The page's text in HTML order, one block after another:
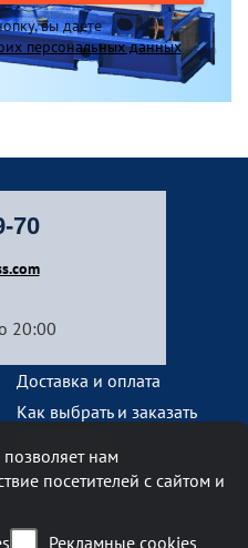
вы даете
персональных данных
70
20:00
Доставка и оплата
Как выбрать и заказать
нам
посетителей с сайтом и
Рекламные cookies